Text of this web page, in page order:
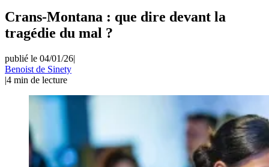
Crans-Montana : que dire devant la
tragédie du mal ?
publié le 04/01/26|
Benoist de Sinety
|4 min de lecture